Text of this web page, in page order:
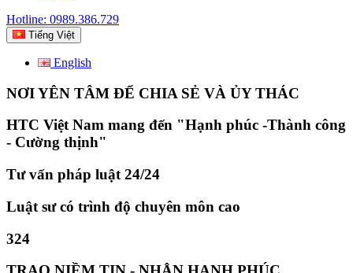
Hotline: 0989.386.729
Tiếng Việt
English
NƠI YÊN TÂM ĐỂ CHIA SẺ VÀ ỦY THÁC
HTC Việt Nam mang đến "Hạnh phúc -Thành công
- Cường thịnh"
Tư vấn pháp luật 24/24
Luật sư có trình độ chuyên môn cao
324